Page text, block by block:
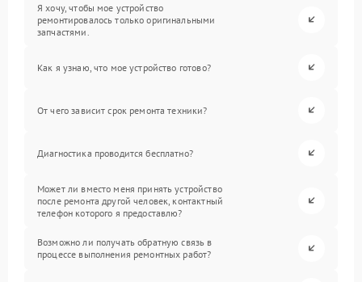
Я хочу, чтобы мое устройство
ремонтировалось только оригинальными
запчастями.
Как я узнаю, что мое устройство готово?
От чего зависит срок ремонта техники?
Диагностика проводится бесплатно?
Может ли вместо меня принять устройство
после ремонта другой человек, контактный
телефон которого я предоставлю?
Возможно ли получать обратную связь в
процессе выполнения ремонтных работ?